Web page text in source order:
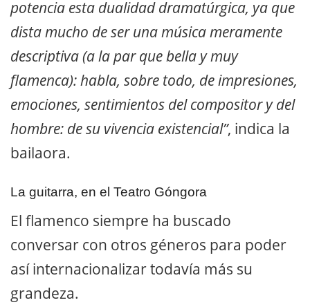
potencia esta dualidad dramatúrgica, ya que
dista mucho de ser una música meramente
descriptiva (a la par que bella y muy
flamenca): habla, sobre todo, de impresiones,
emociones, sentimientos del compositor y del
hombre: de su vivencia existencial”, indica la
bailaora.
La guitarra, en el Teatro Góngora
El flamenco siempre ha buscado
conversar con otros géneros para poder
así internacionalizar todavía más su
grandeza.